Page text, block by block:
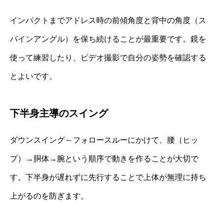
インパクトまでアドレス時の前傾角度と背中の角度（ス
パインアングル）を保ち続けることが最重要です。鏡を
使って練習したり、ビデオ撮影で自分の姿勢を確認する
とよいです。
下半身主導のスイング
ダウンスイング～フォロースルーにかけて、腰（ヒッ
プ）→胴体→腕という順序で動きを作ることが大切で
す。下半身が遅れずに先行することで上体が無理に持ち
上がるのを防ぎます。